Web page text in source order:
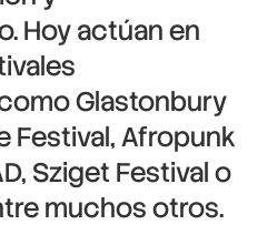
Hoy actúan en
Glastonbury
Festival, Afropunk
Sziget Festival o
muchos otros.